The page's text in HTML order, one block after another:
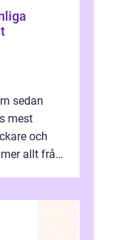
sedan
mest
och
allt från